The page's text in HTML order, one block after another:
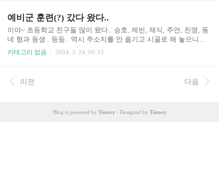
예비군 훈련(?) 갔다 왔다..
이야~ 초등학교 친구들 많이 왔다.. 승호, 제빈, 재식, 주언, 진영, 동
네 형과 동생.. 등등.. 역시 주소지를 안 옮기고 시골로 해 놓으니까..
아는 사람들도 많이 만나게 되는군~ ^^ 얼마전 폭설로 인하여 피해
다.. 두시간만에 다하고.. 두시간 놀긴 했지만.. ㅋㅋ 지겨워 죽는줄
알았다.. ㅡ.ㅡ;; 돌아오는 트럭에선 어찌나 춥던지... ㅡ.ㅜ
카테고리 없음 2004. 3. 24. 09:33
이전 다음
Blog is powered by Tistory / Designed by Tistory